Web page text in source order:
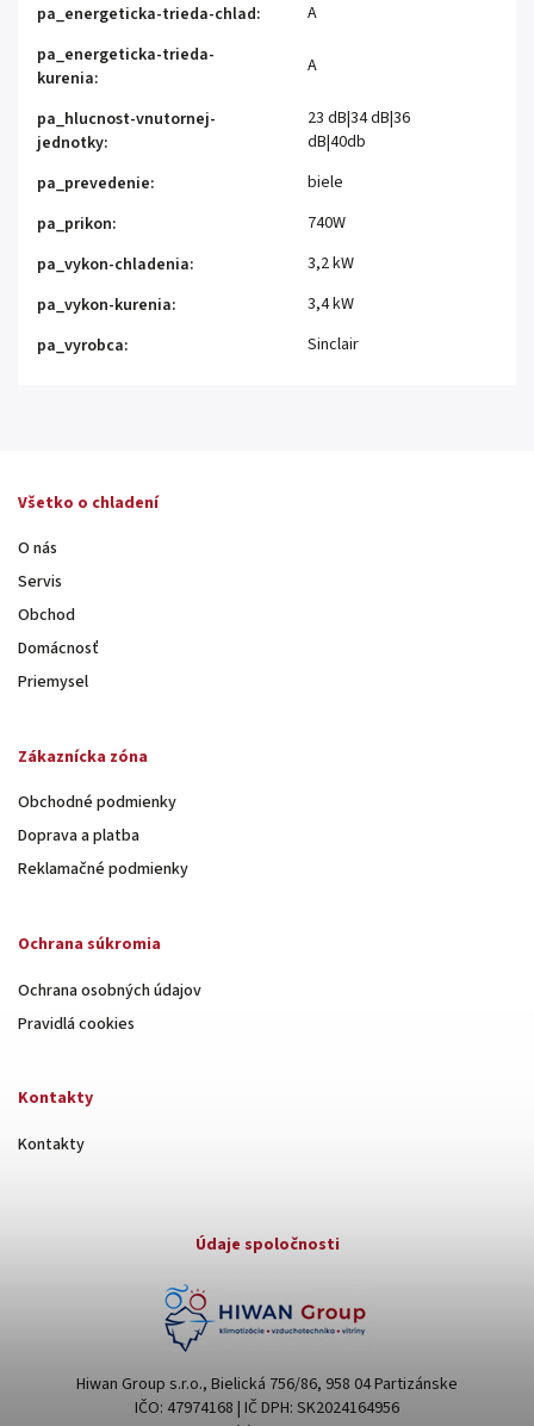
pa_energeticka-trieda-chlad:
A
pa_energeticka-trieda-
kurenia:
A
pa_hlucnost-vnutornej-
jednotky:
23 dB|34 dB|36
dB|40db
pa_prevedenie:
biele
pa_prikon:
740W
pa_vykon-chladenia:
3,2 kW
pa_vykon-kurenia:
3,4 kW
pa_vyrobca: Sinclair
Všetko o chladení
O nás
Servis
Obchod
Domácnosť
Priemysel
Zákaznícka zóna
Obchodné podmienky
Doprava a platba
Reklamačné podmienky
Ochrana súkromia
Ochrana osobných údajov
Pravidlá cookies
Kontakty
Kontakty
Údaje spoločnosti
Hiwan Group s.r.o., Bielická 756/86, 958 04 Partizánske
IČO: 47974168 | IČ DPH: SK2024164956